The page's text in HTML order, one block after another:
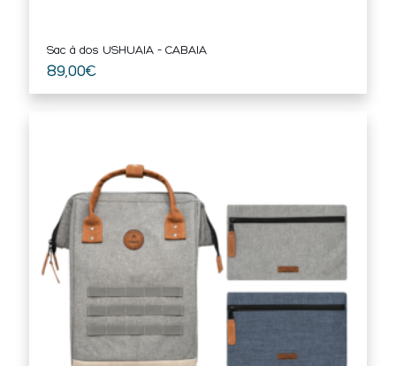
Sac à dos USHUAIA – CABAIA
89,00€